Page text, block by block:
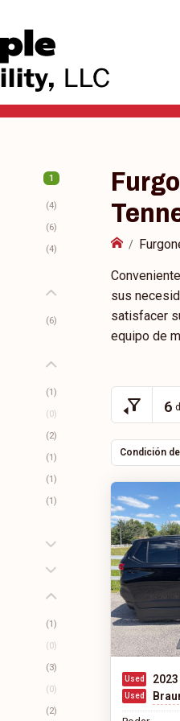
sus
satisfacer
equipo de
1
6
Condición